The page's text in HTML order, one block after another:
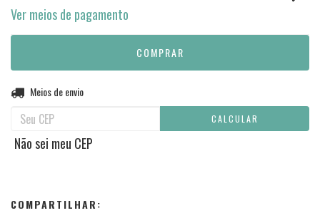
Ver meios de pagamento
Entregas para o CEP:
Meios de envio
CALCULAR
Não sei meu CEP
COMPARTILHAR: